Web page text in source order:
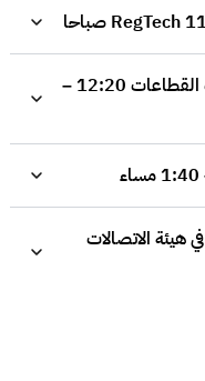
فرص تبني تقنيات RegTech في مختلف القطاعات 12:20 –
استعراض خارطة طريق تبني RegTech في هيئة الاتصالات